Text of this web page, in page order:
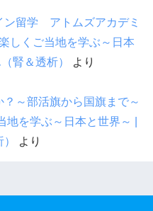
留学 アトムズアカデミ
しくご当地を学ぶ～日本
腎＆透析）
より
～部活旗から国旗まで～
を学ぶ～日本と世界～ |
より